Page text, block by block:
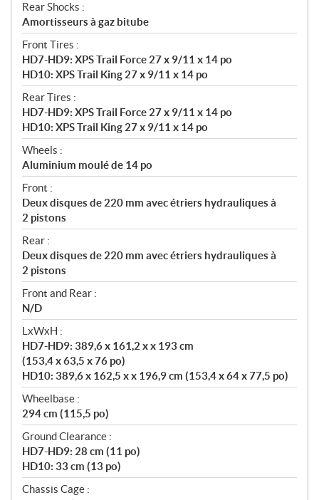
Rear Shocks :
Amortisseurs à gaz bitube
Front Tires :
HD7-HD9: XPS Trail Force 27 x 9/11 x 14 po
HD10: XPS Trail King 27 x 9/11 x 14 po
Rear Tires :
HD7-HD9: XPS Trail Force 27 x 9/11 x 14 po
HD10: XPS Trail King 27 x 9/11 x 14 po
Wheels :
Aluminium moulé de 14 po
Front :
Deux disques de 220 mm avec étriers hydrauliques à
2 pistons
Rear :
Deux disques de 220 mm avec étriers hydrauliques à
2 pistons
Front and Rear :
N/D
LxWxH :
HD7-HD9: 389,6 x 161,2 x x 193 cm
(153,4 x 63,5 x 76 po)
HD10: 389,6 x 162,5 x x 196,9 cm (153,4 x 64 x 77,5 po)
Wheelbase :
294 cm (115,5 po)
Ground Clearance :
HD7-HD9: 28 cm (11 po)
HD10: 33 cm (13 po)
Chassis Cage :